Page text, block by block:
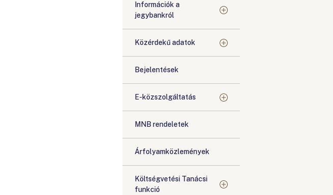
Információk a
jegybankról
Közérdekű adatok
Bejelentések
E-közszolgáltatás
MNB rendeletek
Árfolyamközlemények
Költségvetési Tanácsi
funkció